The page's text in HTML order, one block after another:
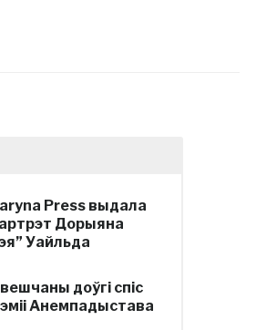
Press выдала
Дорыяна
Уайльда
доўгі спіс
Анемпадыстава